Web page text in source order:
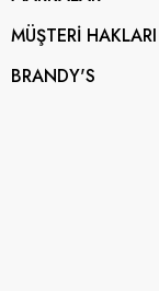
MÜŞTERİ HAKLARI
BRANDY'S